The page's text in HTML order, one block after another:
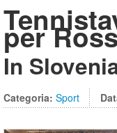
per
In
Categoria: Sport